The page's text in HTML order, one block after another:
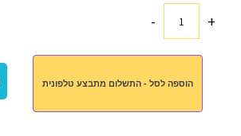
+כמות
-
הוספה לסל - התשלום מתבצע טלפונית